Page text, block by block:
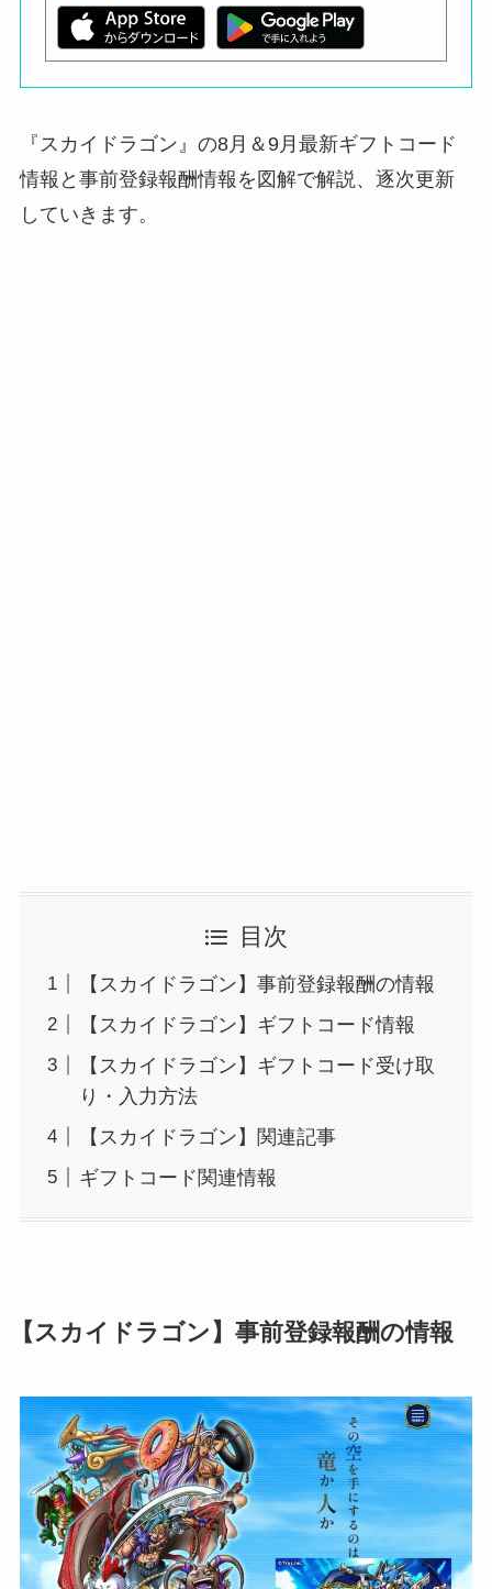
『スカイドラゴン』の8月＆9月最新ギフトコード
情報と事前登録報酬情報を図解で解説、逐次更新
していきます。
目次
【スカイドラゴン】事前登録報酬の情報
【スカイドラゴン】ギフトコード情報
【スカイドラゴン】ギフトコード受け取
り・入力方法
【スカイドラゴン】関連記事
ギフトコード関連情報
【スカイドラゴン】事前登録報酬の情報